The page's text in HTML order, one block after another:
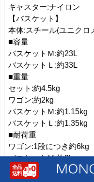
キャスター:ナイロン
【バスケット】
本体:スチール(ユニクロ
■容量
バスケットＭ:約23L
バスケットＬ:約33L
■重量
セット:約4.5kg
ワゴン:約2kg
バスケットＭ:約1.15kg
バスケットＬ:約1.35kg
■耐荷重
ワゴン:1段につき約6kg
バスケットＭ:約3kg
バスケットＬ:約4kg